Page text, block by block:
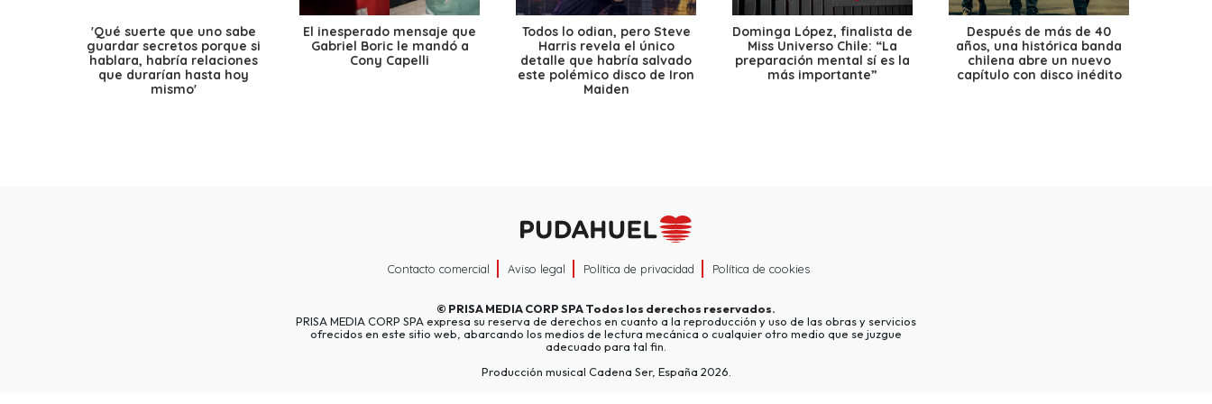
'Qué suerte que uno sabe
guardar secretos porque si
hablara, habría relaciones
que durarían hasta hoy
mismo'
El inesperado mensaje que
Gabriel Boric le mandó a
Cony Capelli
Todos lo odian, pero Steve
Harris revela el único
detalle que habría salvado
este polémico disco de Iron
Maiden
Dominga López, finalista de
Miss Universo Chile: “La
preparación mental sí es la
más importante”
Después de más de 40
años, una histórica banda
chilena abre un nuevo
capítulo con disco inédito
Contacto comercial Aviso legal Política de privacidad Política de cookies
© PRISA MEDIA CORP SPATodos los derechos reservados.
PRISA MEDIA CORP SPA expresa su reserva de derechos en cuanto a la reproducción y uso de las obras y servicios
ofrecidos en este sitio web, abarcando los medios de lectura mecánica o cualquier otro medio que se juzgue
adecuado para tal fin.
Producción musical Cadena Ser, España 2026.